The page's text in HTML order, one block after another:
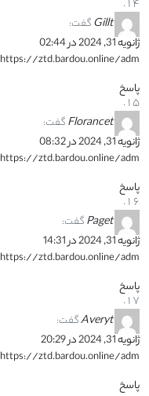
Gilltگفت:
ژانویه 31, 2024 در 02:44
https://ztd.bardou.online/adm
پاسخ
Florancetگفت:
ژانویه 31, 2024 در 08:32
https://ztd.bardou.online/adm
پاسخ
Pagetگفت:
ژانویه 31, 2024 در 14:31
https://ztd.bardou.online/adm
پاسخ
Averytگفت:
ژانویه 31, 2024 در 20:29
https://ztd.bardou.online/adm
پاسخ